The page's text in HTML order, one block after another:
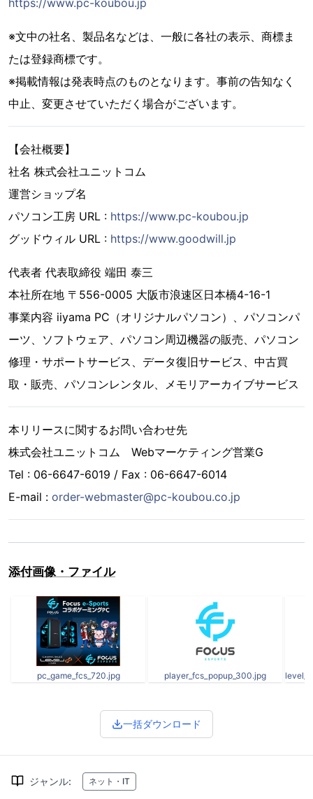
https://www.pc-koubou.jp
※文中の社名、製品名などは、一般に各社の表示、商標ま
たは登録商標です。
※掲載情報は発表時点のものとなります。事前の告知なく
中止、変更させていただく場合がございます。
【会社概要】
社名 株式会社ユニットコム
運営ショップ名
パソコン工房 URL : https://www.pc-koubou.jp
グッドウィル URL : https://www.goodwill.jp
代表者 代表取締役 端田 泰三
本社所在地 〒556-0005 大阪市浪速区日本橋4-16-1
事業内容 iiyama PC（オリジナルパソコン）、パソコンパ
ーツ、ソフトウェア、パソコン周辺機器の販売、パソコン
修理・サポートサービス、データ復旧サービス、中古買
取・販売、パソコンレンタル、メモリアーカイブサービス
本リリースに関するお問い合わせ先
株式会社ユニットコム Webマーケティング営業G
Tel : 06-6647-6019 / Fax : 06-6647-6014
E-mail : order-webmaster@pc-koubou.co.jp
添付画像・ファイル
pc_game_fcs_720.jpg player_fcs_popup_300.jpg
一括ダウンロード
ジャンル: ネット・IT